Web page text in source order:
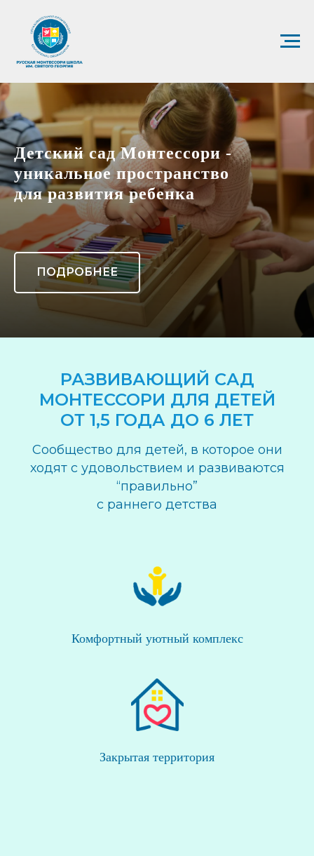
Детский сад Монтессори -
уникальное пространство
для развития ребенка
ПОДРОБНЕЕ
РАЗВИВАЮЩИЙ САД
МОНТЕССОРИ ДЛЯ ДЕТЕЙ
ОТ 1,5 ГОДА ДО 6 ЛЕТ
Сообщество для детей, в которое они
ходят с удовольствием и развиваются
“правильно”
с раннего детства
Комфортный уютный комплекс
Закрытая территория